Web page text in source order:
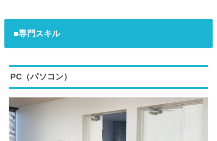
■専門スキル
PC（パソコン）